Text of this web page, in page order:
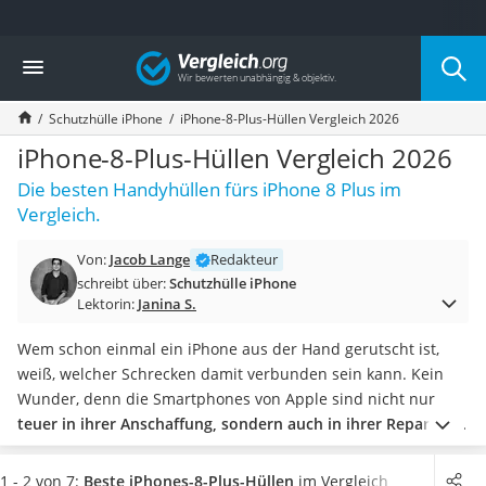
Die beliebtesten Vergleiche nach Kategorie
Elektronik
Powerstation
Monitor 32 Zoll 4K
Fernseher
Drucker
Desktop-PC
Monitor
Laser-Multifunktionsdrucker
Powerline-Adapter
Gaming-PC
Soundbar
17-Zoll-Laptop
Satellitenschüssel
Gaming-Headset
Schnurloses Telefon
Vergleich
Schutzhülle iPhone iPhone-8-Plus-Hüllen Vergleich 2026
iPhone-8-Plus-Hüllen Vergleich 2026
Die besten Handyhüllen fürs iPhone 8 Plus im
Vergleich.
Von: Jacob Lange
Redakteur
schreibt über:Schutzhülle iPhone
Lektorin: Janina S.
Wem schon einmal ein iPhone aus der Hand gerutscht ist,
weiß, welcher Schrecken damit verbunden sein kann. Kein
Wunder, denn die Smartphones von Apple sind nicht nur
teuer in ihrer Anschaffung, sondern auch in ihrer Reparatur
.
Um nicht nur Ihr iPhone 8 Plus, sondern auch Ihren
Geldbeutel zu schützen, empfehlen wir Ihnen daher,
1 - 2 von 7: Beste iPhones-8-Plus-Hüllen im Vergleich